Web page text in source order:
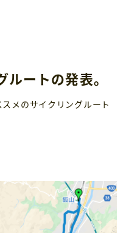
ートの発表。
メのサイクリングルート